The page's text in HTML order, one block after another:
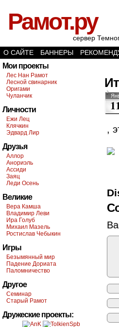
Рамот.ру
сервер
О САЙТЕ
БАННЕРЫ
Мои проекты
Лес Нан Рамот
Лесной свинарник
Оригами
Чуланчик
Личности
Ежи Лец
Клячкин
Эдвард Лир
Друзья
Аллор
Анориэль
Ассиди
Заяц
Леди Осень
Великие
Вера Камша
Владимир Леви
Ира Голуб
Михаил Мазель
Ростислав Чебыкин
Игры
Безымянный мир
Падение Дориата
Паломничество
Другое
Семинар
Старый Рамот
Дружеские проекты:
,